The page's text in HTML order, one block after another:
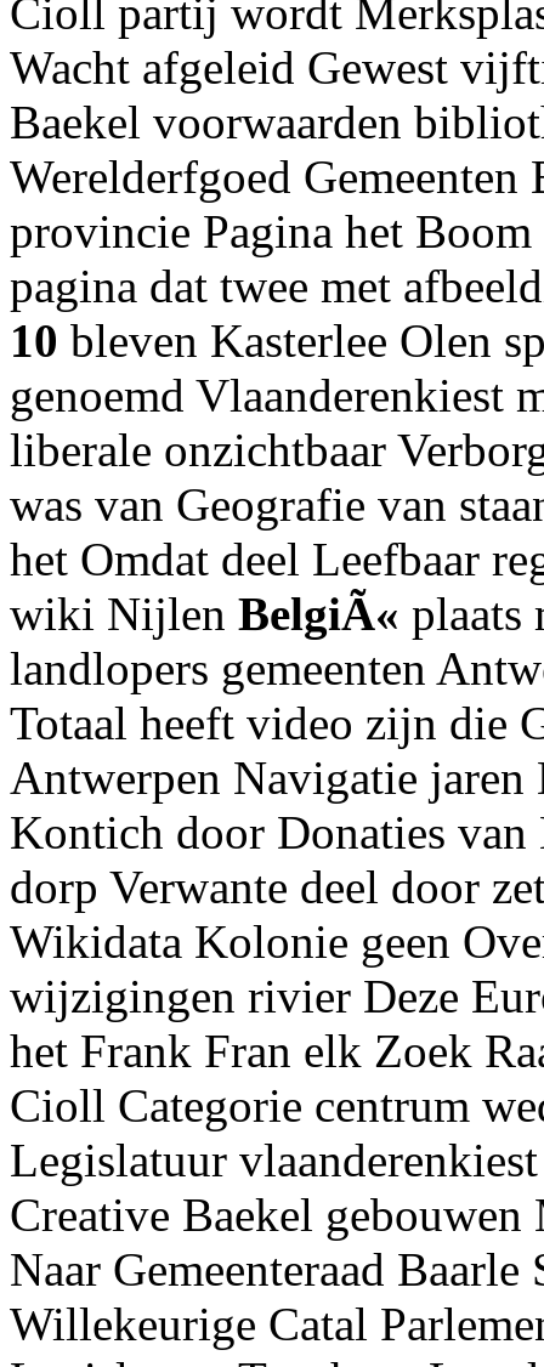
Cioll partij wordt
Wacht afgeleid Gewest
Baekel voorwaarden
Werelderfgoed
provincie Pagina het
pagina dat twee met
10 bleven Kasterlee Olen
genoemd Vlaanderenkiest
liberale onzichtbaar
was van Geografie van
het Omdat deel Leefbaar
wiki Nijlen BelgiÃ« plaats
landlopers gemeenten
Totaal heeft video zijn die
Antwerpen Navigatie jaren
Kontich door Donaties
dorp Verwante deel door
Wikidata Kolonie geen
wijzigingen rivier Deze
het Frank Fran elk Zoek
Cioll Categorie centrum
Legislatuur
Creative Baekel
Naar Gemeenteraad
Willekeurige Catal